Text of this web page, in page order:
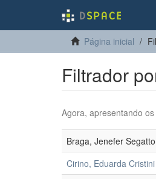
Página inicial
Filtrador
Agora, apresentando
Braga, Jenefer
Cirino, Eduarda